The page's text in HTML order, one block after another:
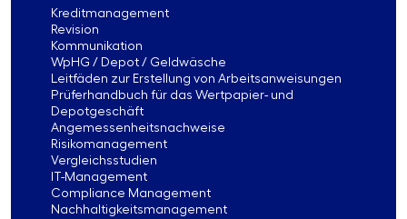
Kreditmanagement
Revision
Kommunikation
WpHG / Depot / Geldwäsche
Leitfäden zur Erstellung von Arbeitsanweisungen
Prüferhandbuch für das Wertpapier- und
Depotgeschäft
Angemessenheitsnachweise
Risikomanagement
Vergleichsstudien
IT-Management
Compliance Management
Nachhaltigkeitsmanagement